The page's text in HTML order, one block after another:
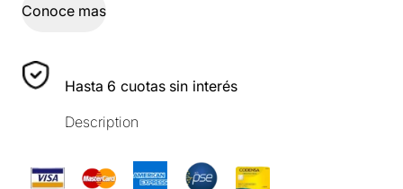
Conoce mas
Hasta 6 cuotas sin interés
Description